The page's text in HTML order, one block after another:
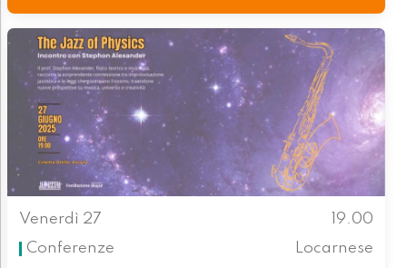
Venerdì 27
19.00
Conferenze
Locarnese